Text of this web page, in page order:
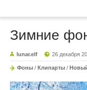
Зимние
lunar.elf 26 декабря
Фоны / Клипарты /